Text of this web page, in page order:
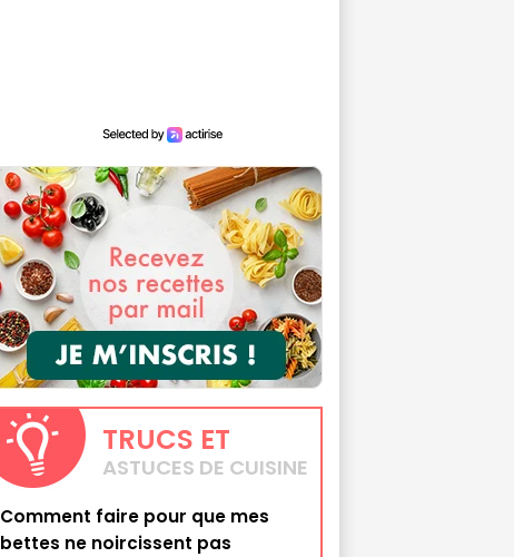
TRUCS ET
ASTUCES DE CUISINE
Comment faire pour que mes
bettes ne noircissent pas